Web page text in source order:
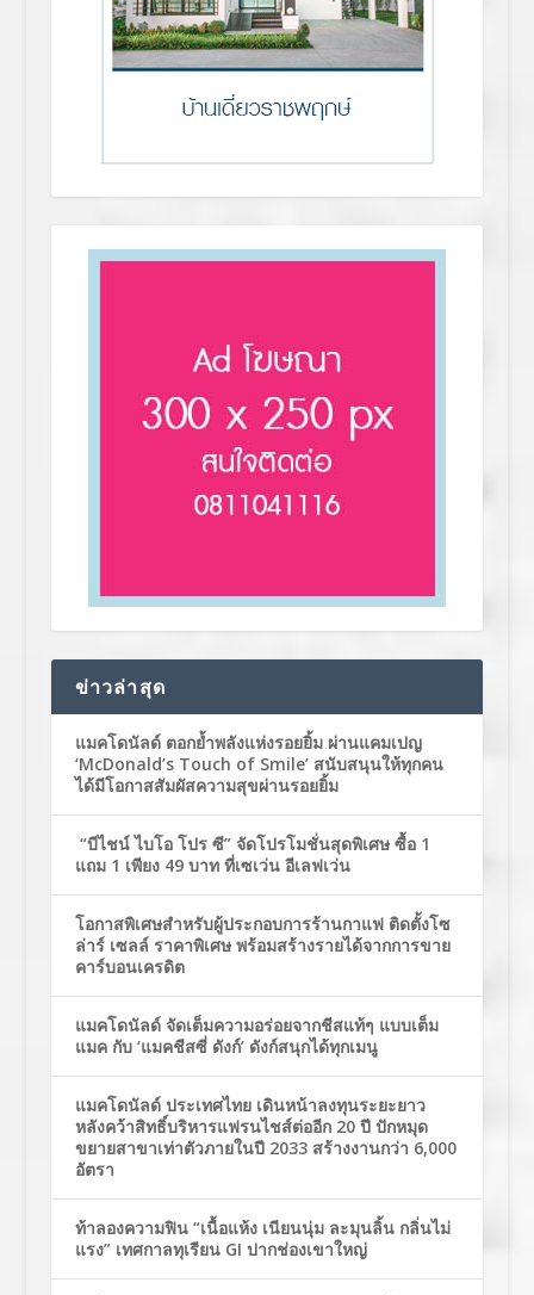
ข่าวล่าสุด
แมคโดนัลด์ ตอกย้ำพลังแห่งรอยยิ้ม ผ่านแคมเปญ
‘McDonald’s Touch of Smile’ สนับสนุนให้ทุกคน
ได้มีโอกาสสัมผัสความสุขผ่านรอยยิ้ม
“บีไชน์ ไบโอ โปร ซี” จัดโปรโมชั่นสุดพิเศษ ซื้อ 1
แถม 1 เพียง 49 บาท ที่เซเว่น อีเลฟเว่น
โอกาสพิเศษสำหรับผู้ประกอบการร้านกาแฟ ติดตั้งโซ
ล่าร์ เซลล์ ราคาพิเศษ พร้อมสร้างรายได้จากการขาย
คาร์บอนเครดิต
แมคโดนัลด์ จัดเต็มความอร่อยจากชีสแท้ๆ แบบเต็ม
แมค กับ ‘แมคชีสซี่ ดังก์’ ดังก์สนุกได้ทุกเมนู
แมคโดนัลด์ ประเทศไทย เดินหน้าลงทุนระยะยาว
หลังคว้าสิทธิ์บริหารแฟรนไชส์ต่ออีก 20 ปี ปักหมุด
ขยายสาขาเท่าตัวภายในปี 2033 สร้างงานกว่า 6,000
อัตรา
ท้าลองความฟิน “เนื้อแห้ง เนียนนุ่ม ละมุนลิ้น กลิ่นไม่
แรง” เทศกาลทุเรียน GI ปากช่องเขาใหญ่